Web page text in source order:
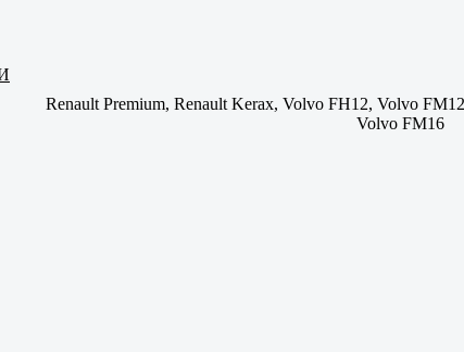
Renault Premium, Renault Kerax, Volvo FH12, Volvo
Volvo FM16